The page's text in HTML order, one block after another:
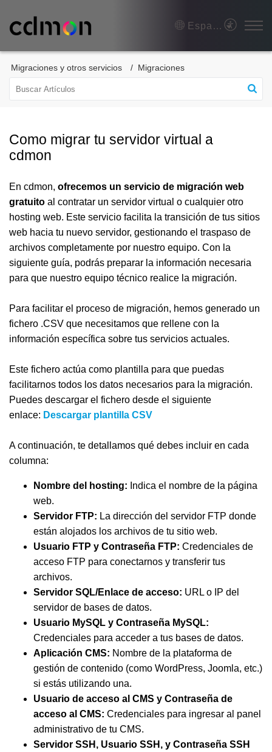
Español (España)
Migraciones y otros servicios Migraciones
Como migrar tu servidor virtual a
cdmon
En cdmon, ofrecemos un servicio de migración web
gratuito al contratar un servidor virtual o cualquier otro
hosting web. Este servicio facilita la transición de tus sitios
web hacia tu nuevo servidor, gestionando el traspaso de
archivos completamente por nuestro equipo. Con la
siguiente guía, podrás preparar la información necesaria
para que nuestro equipo técnico realice la migración.
Para facilitar el proceso de migración, hemos generado un
fichero .CSV que necesitamos que rellene con la
información específica sobre tus servicios actuales.
Este fichero actúa como plantilla para que puedas
facilitarnos todos los datos necesarios para la migración.
Puedes descargar el fichero desde el siguiente
enlace: Descargar plantilla CSV
A continuación, te detallamos qué debes incluir en cada
columna:
Nombre del hosting: Indica el nombre de la página
web.
Servidor FTP: La dirección del servidor FTP donde
están alojados los archivos de tu sitio web.
Usuario FTP y Contraseña FTP: Credenciales de
acceso FTP para conectarnos y transferir tus
archivos.
Servidor SQL/Enlace de acceso: URL o IP del
servidor de bases de datos.
Usuario MySQL y Contraseña MySQL:
Credenciales para acceder a tus bases de datos.
Aplicación CMS: Nombre de la plataforma de
gestión de contenido (como WordPress, Joomla, etc.)
si estás utilizando una.
Usuario de acceso al CMS y Contraseña de
acceso al CMS: Credenciales para ingresar al panel
administrativo de tu CMS.
Servidor SSH, Usuario SSH, y Contraseña SSH